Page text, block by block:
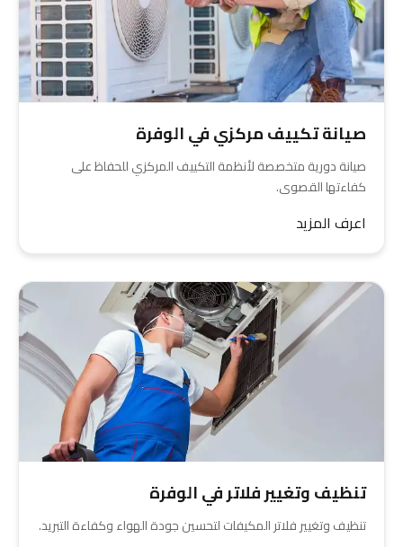
صيانة تكييف مركزي في الوفرة
صيانة دورية متخصصة لأنظمة التكييف المركزي للحفاظ على
كفاءتها القصوى.
اعرف المزيد
تنظيف وتغيير فلاتر في الوفرة
تنظيف وتغيير فلاتر المكيفات لتحسين جودة الهواء وكفاءة التبريد.